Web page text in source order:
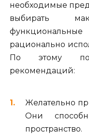
необходимые
выбирать
рационально
По этому
рекомендаций:
Желательно
Они
пространство.